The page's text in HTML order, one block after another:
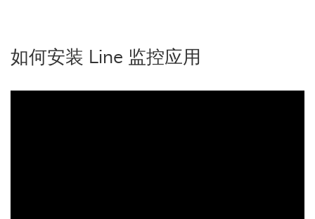
如何安装 Line 监控应用